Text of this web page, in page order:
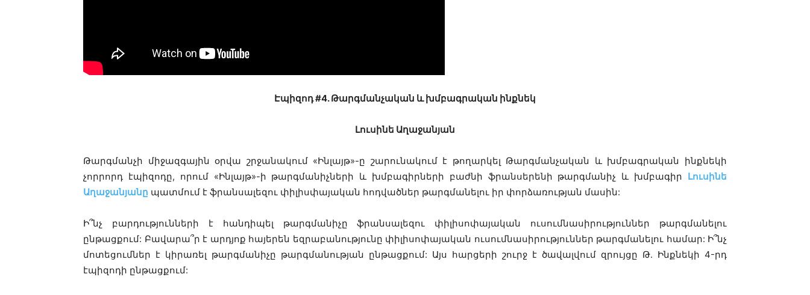
Էպիզոդ #4. Թարգմանչական և խմբագրական ինքնեկ
Լուսինե Աղաջանյան
Թարգմանչի միջազգային օրվա շրջանակում «Ինլայթ»-ը շարունակում է թողարկել Թարգմանչական և խմբագրական ինքնեկի
չորրորդ էպիզոդը, որում «Ինլայթ»-ի թարգմանիչների և խմբագիրների բաժնի ֆրանսերենի թարգմանիչ և խմբագիր Լուսինե
Աղաջանյանը պատմում է ֆրանսալեզու փիլիսփայական հոդվածներ թարգմանելու իր փորձառության մասին:
Ի՞նչ բարդությունների է հանդիպել թարգմանիչը ֆրանսալեզու փիլիսոփայական ուսումնասիրություններ թարգմանելու
ընթացքում: Բավարա՞ր է արդյոք հայերեն եզրաբանությունը փիլիսոփայական ուսումնասիրություններ թարգմանելու համար: Ի՞նչ
մոտեցումներ է կիրառել թարգմանիչը թարգմանության ընթացքում: Այս հարցերի շուրջ է ծավալվում զրույցը Թ. Ինքնեկի 4-րդ
էպիզոդի ընթացքում: